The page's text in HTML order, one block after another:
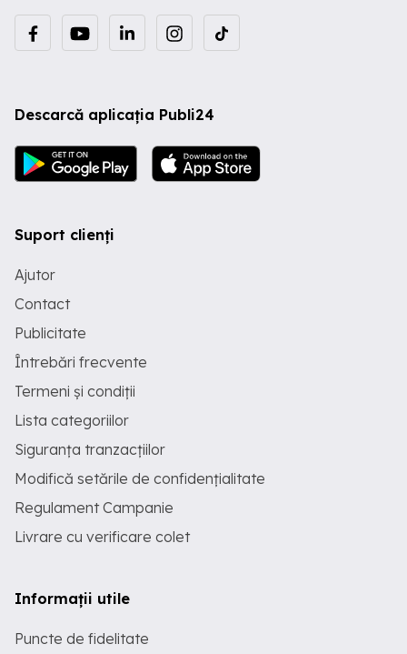
Descarcă aplicația Publi24
Suport clienți
Ajutor
Contact
Publicitate
Întrebări frecvente
Termeni și condiții
Lista categoriilor
Siguranța tranzacțiilor
Modifică setările de confidențialitate
Regulament Campanie
Livrare cu verificare colet
Informații utile
Puncte de fidelitate